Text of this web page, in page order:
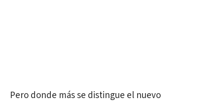
Pero donde más se distingue el nuevo